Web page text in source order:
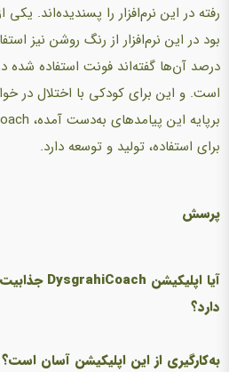
رفته در این نرم‌افزار را پسندیده‌اند.
بود در این نرم‌افزار از رنگ روشن نیز
درصد آن‌ها گفته‌اند فونت استفاده شده
است. و این برای کودکی با اختلال در
برای استفاده، تولید و توسعه دارد.
پرسش
آیا اپلیکیشن DysgrahiCoach جذابیت
دارد؟
به‌کارگیری از این اپلیکیشن آسان است؟